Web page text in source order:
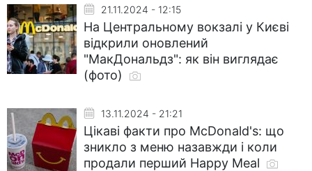
21.11.2024 - 12:15
На Центральному вокзалі у Києві
відкрили оновлений
"МакДональдз": як він виглядає
(фото)
13.11.2024 - 21:21
Цікаві факти про McDonald's: що
зникло з меню назавжди і коли
продали перший Happy Meal